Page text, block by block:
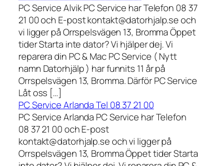
PC Service Alvik PC Service har Telefon 08 37
21 00 och E-post kontakt@datorhjalp.se och
vi ligger på Orrspelsvägen 13, Bromma Öppet
tider Starta inte dator? Vi hjälper dej. Vi
reparera din PC & Mac PC Service ( Nytt
namn Datorhjälp ) har funnits 11 år på
Orrspelsvägen 13, Bromma. Därför PC Service
Låt oss […]
PC Service Arlanda Tel 08 37 21 00
PC Service Arlanda PC Service har Telefon
08 37 21 00 och E-post
kontakt@datorhjalp.se och vi ligger på
Orrspelsvägen 13, Bromma Öppet tider Starta